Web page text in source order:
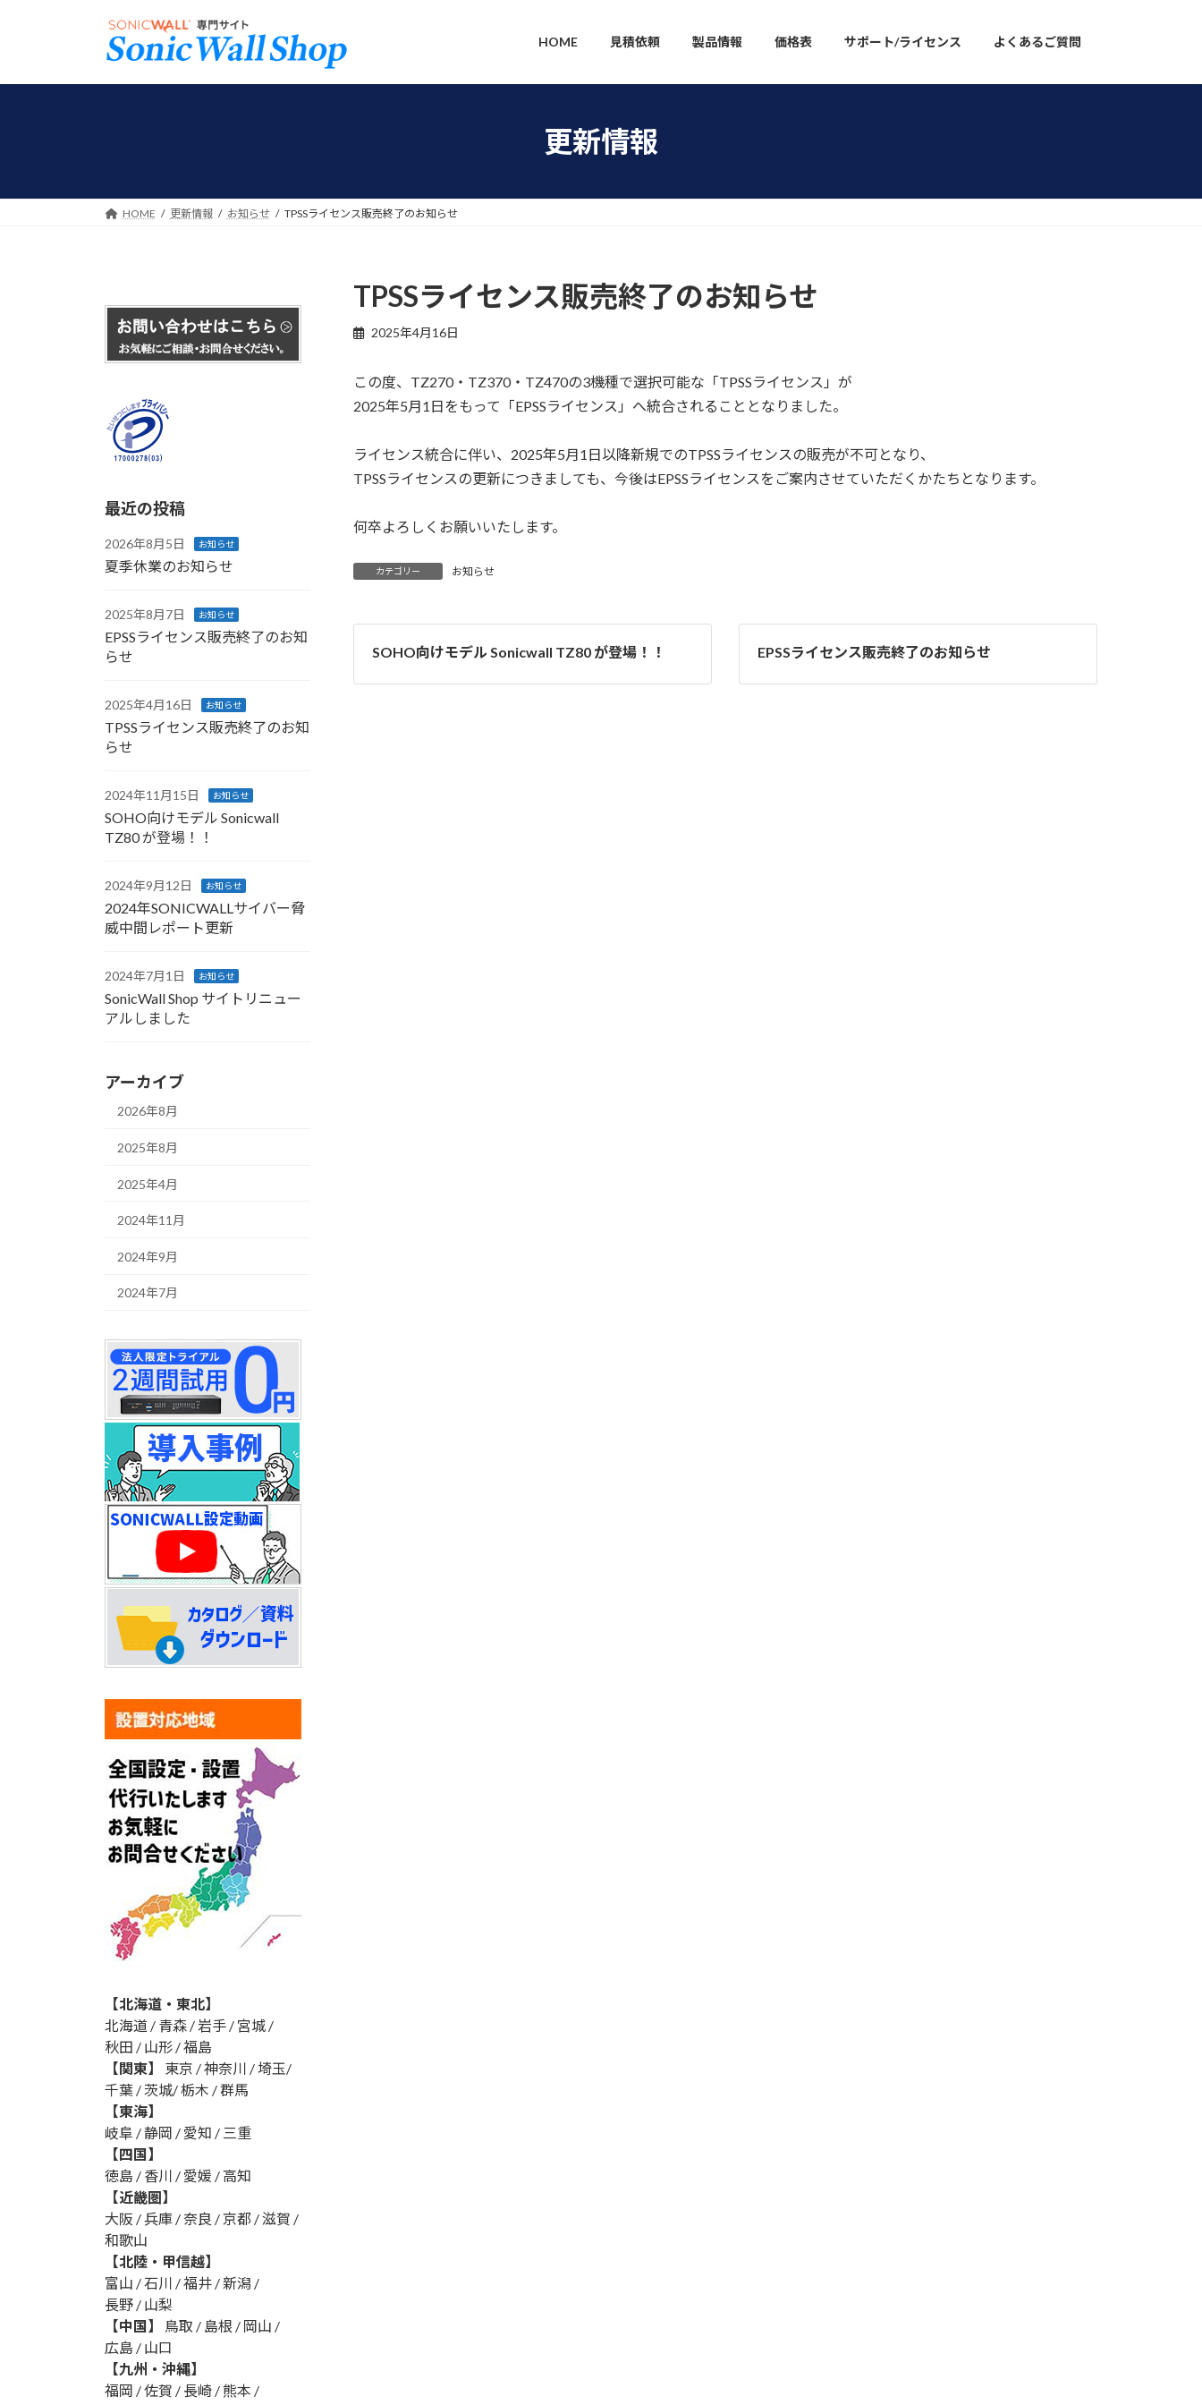
プ
動
HOME 見積依頼 製品情報 価格表 サポート/ライセンス よくあるご質問
更新情報
HOME 更新情報 お知らせ TPSSライセンス販売終了のお知らせ
TPSSライセンス販売終了のお知らせ
2025年4月16日
この度、TZ270・TZ370・TZ470の3機種で選択可能な「TPSSライセンス」が
2025年5月1日をもって「EPSSライセンス」へ統合されることとなりました。
ライセンス統合に伴い、2025年5月1日以降新規でのTPSSライセンスの販売が不可となり、
TPSSライセンスの更新につきましても、今後はEPSSライセンスをご案内させていただくかたちとなります。
何卒よろしくお願いいたします。
カテゴリー お知らせ
SOHO向けモデル Sonicwall TZ80 が登場！！ EPSSライセンス販売終了のお知らせ
最近の投稿
2026年8月5日 お知らせ
夏季休業のお知らせ
2025年8月7日 お知らせ
EPSSライセンス販売終了のお知
らせ
2025年4月16日 お知らせ
TPSSライセンス販売終了のお知
らせ
2024年11月15日 お知らせ
SOHO向けモデル Sonicwall
TZ80 が登場！！
2024年9月12日 お知らせ
2024年SONICWALLサイバー脅
威中間レポート更新
2024年7月1日 お知らせ
SonicWall Shop サイトリニュー
アルしました
アーカイブ
2026年8月
2025年8月
2025年4月
2024年11月
2024年9月
2024年7月
【北海道・東北】
北海道 / 青森 / 岩手 / 宮城 /
秋田 / 山形 / 福島
【関東】
東京 / 神奈川 / 埼玉/
千葉 / 茨城/ 栃木 / 群馬
【東海】
岐阜 / 静岡 / 愛知 / 三重
【四国】
徳島 / 香川 / 愛媛 / 高知
【近畿圏】
大阪 / 兵庫 / 奈良 / 京都 / 滋賀 /
和歌山
【北陸・甲信越】
富山 / 石川 / 福井 / 新潟 /
長野 / 山梨
【中国】
鳥取 / 島根 / 岡山 /
広島 / 山口
【九州・沖縄】
福岡 / 佐賀 / 長崎 / 熊本 /